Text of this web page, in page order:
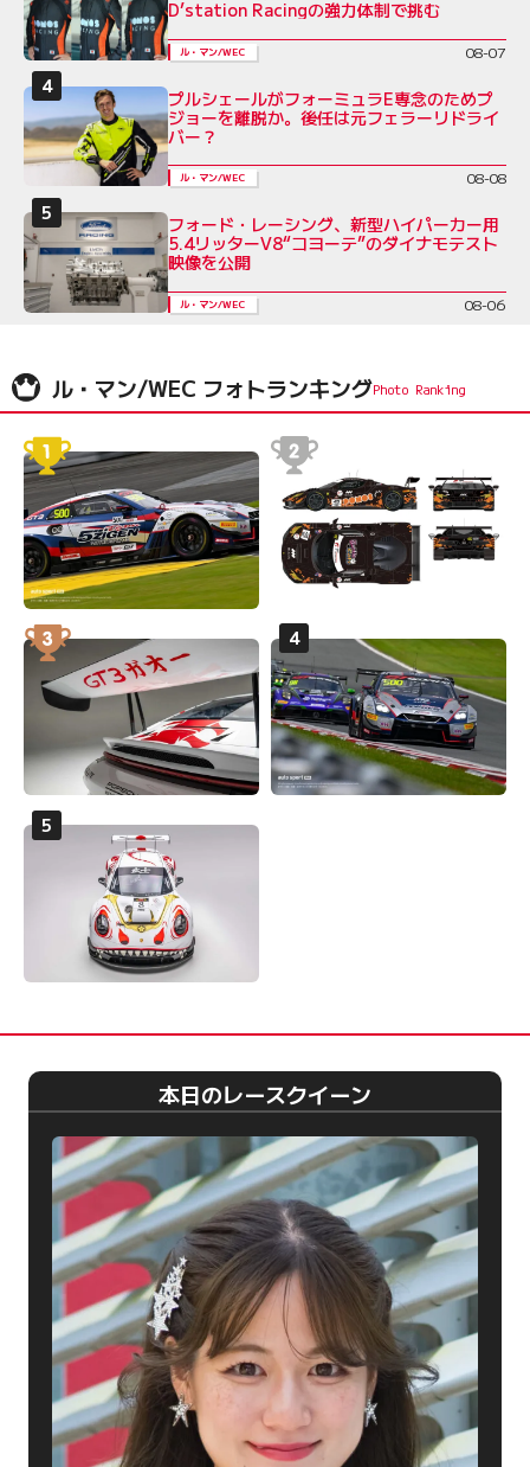
D’station Racingの強力体制で挑む
ル・マン/WEC 08-07
プルシェールがフォーミュラE専念のためプ
ジョーを離脱か。後任は元フェラーリドライ
バー？
ル・マン/WEC 08-08
フォード・レーシング、新型ハイパーカー用
5.4リッターV8“コヨーテ”のダイナモテスト
映像を公開
ル・マン/WEC 08-06
ル・マン/WEC フォトランキング
本日のレースクイーン